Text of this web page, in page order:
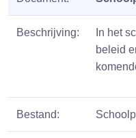
Beschrijving:
In het
beleid
Bestand: